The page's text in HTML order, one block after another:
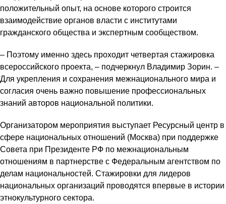
положительный опыт, на основе которого строится
взаимодействие органов власти с институтами
гражданского общества и экспертным сообществом.
– Поэтому именно здесь проходит четвертая стажировка
всероссийского проекта, – подчеркнул Владимир Зорин. –
Для укрепления и сохранения межнационального мира и
согласия очень важно повышение профессиональных
знаний авторов национальной политики.
Организатором мероприятия выступает Ресурсный центр в
сфере национальных отношений (Москва) при поддержке
Совета при Президенте РФ по межнациональным
отношениям в партнерстве с Федеральным агентством по
делам национальностей. Стажировки для лидеров
национальных организаций проводятся впервые в истории
этнокультурного сектора.